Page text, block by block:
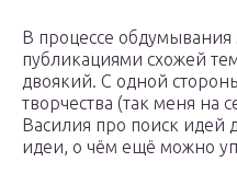
В процессе обдумывания
публикациями схожей
двоякий. С одной
творчества (так меня на
Василия про поиск идей
идеи, о чём ещё можно